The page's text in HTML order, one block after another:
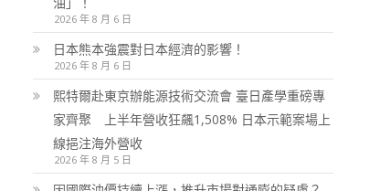
2026 年 8 月 6 日
日本熊本強震對日本經濟的影響！
2026 年 8 月 6 日
熙特爾赴東京辦能源技術交流會 臺日產學重磅專
家齊聚 上半年營收狂飆1,508% 日本示範案場上
線挹注海外營收
2026 年 8 月 5 日